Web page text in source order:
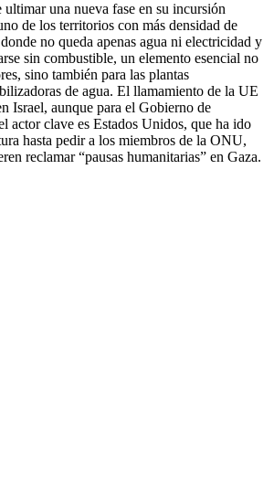
ultimar una nueva fase en su incursión
de los territorios con más densidad de
no queda apenas agua ni electricidad y
sin combustible, un elemento esencial no
sino también para las plantas
de agua. El llamamiento de la UE
Israel, aunque para el Gobierno de
actor clave es Estados Unidos, que ha ido
hasta pedir a los miembros de la ONU,
reclamar “pausas humanitarias” en Gaza.